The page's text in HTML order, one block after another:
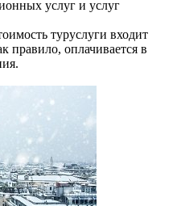
услуг и услуг
туруслуги входит
правило, оплачивается в